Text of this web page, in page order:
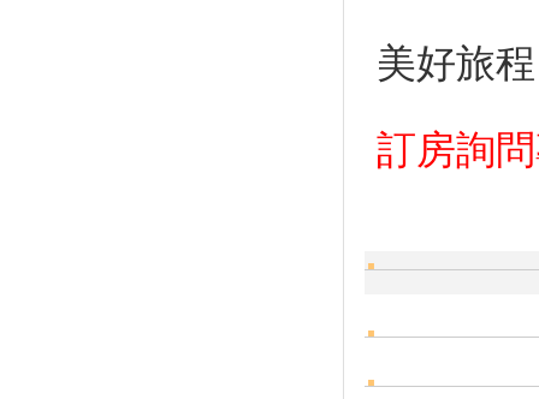
美好旅
訂房詢